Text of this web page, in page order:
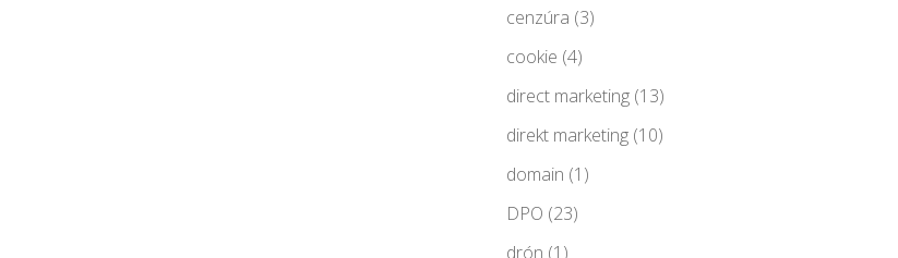
cenzúra (3)
cookie (4)
direct marketing(13)
direkt marketing(10)
domain (1)
DPO (23)
drón (1)